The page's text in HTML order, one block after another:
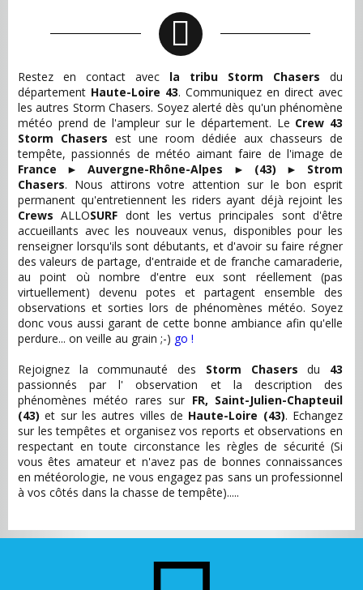
Restez en contact avec la tribu Storm Chasers du
département Haute-Loire 43. Communiquez en direct avec
les autres Storm Chasers. Soyez alerté dès qu'un phénomène
météo prend de l'ampleur sur le département. Le Crew 43
Storm Chasers est une room dédiée aux chasseurs de
tempête, passionnés de météo aimant faire de l'image de
France ►Auvergne-Rhône-Alpes ► (43) ► Strom
Chasers. Nous attirons votre attention sur le bon esprit
permanent qu'entretiennent les riders ayant déjà rejoint les
Crews ALLOSURF dont les vertus principales sont d'être
accueillants avec les nouveaux venus, disponibles pour les
renseigner lorsqu'ils sont débutants, et d'avoir su faire régner
des valeurs de partage, d'entraide et de franche camaraderie,
au point où nombre d'entre eux sont réellement (pas
virtuellement) devenu potes et partagent ensemble des
observations et sorties lors de phénomènes météo. Soyez
donc vous aussi garant de cette bonne ambiance afin qu'elle
perdure... on veille au grain ;-) go !
Rejoignez la communauté des Storm Chasers du 43
passionnés par l' observation et la description des
phénomènes météo rares sur FR, Saint-Julien-Chapteuil
(43) et sur les autres villes de Haute-Loire (43). Echangez
sur les tempêtes et organisez vos reports et observations en
respectant en toute circonstance les règles de sécurité (Si
vous êtes amateur et n'avez pas de bonnes connaissances
en météorologie, ne vous engagez pas sans un professionnel
à vos côtés dans la chasse de tempête).....